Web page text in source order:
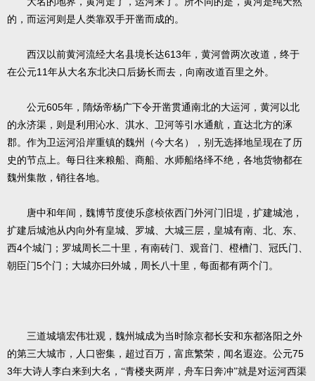
的，而运河则是人类靠双手开凿而成的。
西汉以前黄河流经大名县境长达613年，黄河曾两次改道，终于
在公元11 年从大名东北决口后扬长而去，向南改道百里之外。
公元605年，隋炀帝杨广下令开凿贯通南北的大运河，黄河以北
的永济渠，则是利用沁水、淇水、卫河等引水通航，直达北方的涿
郡。作为卫运河沿岸重镇的魏州（今大名），别无选择地呈现在了历
史的节点上。每日往来粮船、商船、水师船络绎不绝，各地货物都在
魏州集散，销往各地。
唐中和年间，魏博节度使乐彦桢依西门外河门旧堤，扩建城池，
扩建后城池从内向外有皇城、罗城、大城三层，皇城有南、北、东、
西4个城门；罗城周长二十里，有南砖门、观音门、橙槽门、冠氏门、
朝臣门5个门；大城亦曰外城，周长八十里，每面都有两个门。
三道城墙宏伟壮观，魏州城成为当时除京都长安和东都洛阳之外
的第三大城市，人口密集，超过百万，富庶繁荣，闻名遐迩。公元75
3年大诗人李白来到大名，“青楼夹两岸，舟车日奔冲”就是对运河西渠